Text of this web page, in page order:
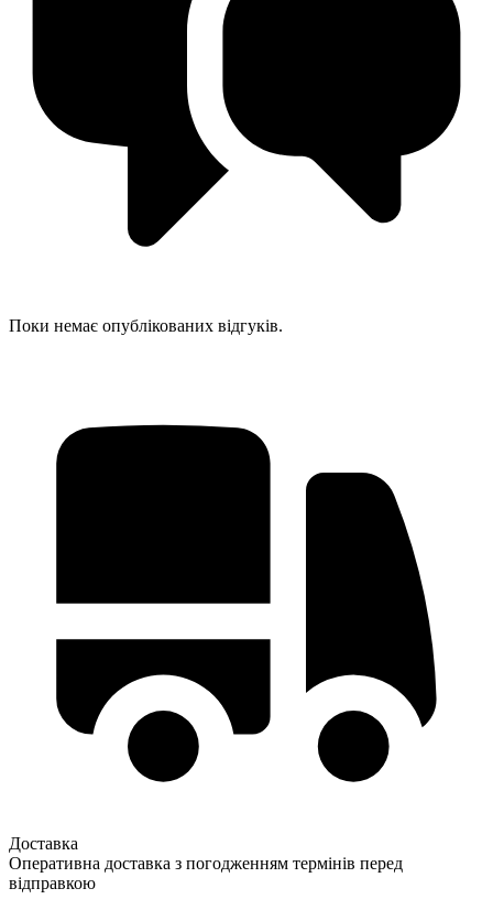
Поки немає опублікованих відгуків.
Доставка
Оперативна доставка з погодженням термінів перед
відправкою